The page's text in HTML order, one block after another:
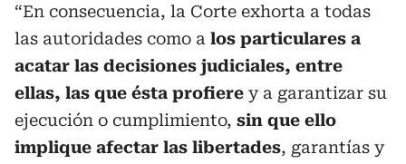
“En consecuencia, la Corte exhorta a todas
las autoridades como a los particulares a
acatar las decisiones judiciales, entre
ellas, las que ésta profiere y a garantizar su
ejecución o cumplimiento, sin que ello
implique afectar las libertades, garantías y